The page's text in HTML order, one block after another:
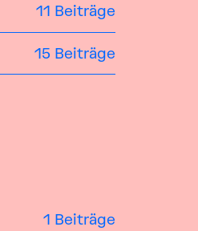
11 Beiträge
15 Beiträge
1 Beiträge